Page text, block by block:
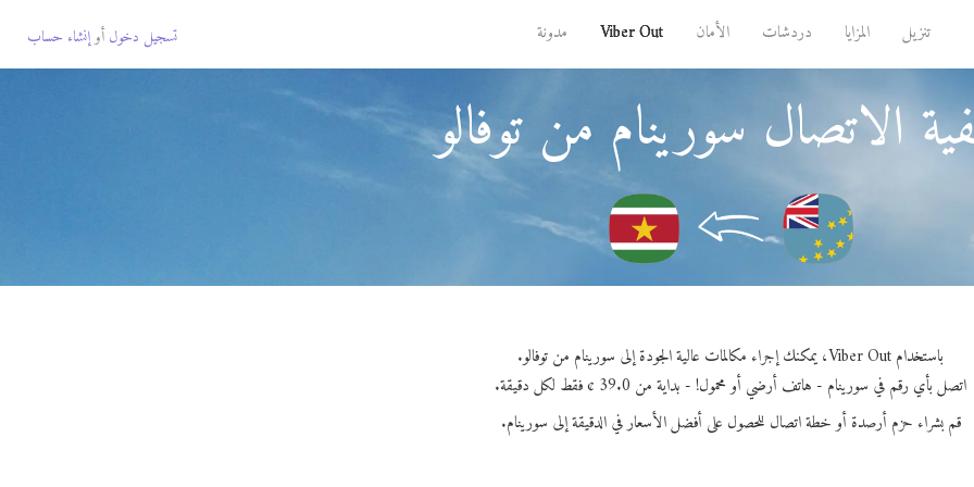
تنزيل المزايا دردشات الأمان Viber Out مدونة تسجيل دخول أوإنشاء حساب
الاتصال سورينام من توفالو
باستخدام Viber Out، يمكنك إجراء مكالمات عالية الجودة إلى سورينام من توفالو.
اتصل بأي رقم في سورينام - هاتف أرضي أو محمول! - بداية من 39.0 ¢ فقط لكل دقيقة.
قم بشراء حزم أرصدة أو خطة اتصال للحصول على أفضل الأسعار في الدقيقة إلى سورينام.